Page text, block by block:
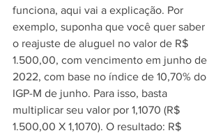
funciona, aqui vai a explicação. Por
exemplo, suponha que você quer saber
o reajuste de aluguel no valor de R$
1.500,00, com vencimento em junho de
2022, com base no índice de 10,70% do
IGP-M de junho. Para isso, basta
multiplicar seu valor por 1,1070 (R$
1.500,00 X 1,1070). O resultado: R$